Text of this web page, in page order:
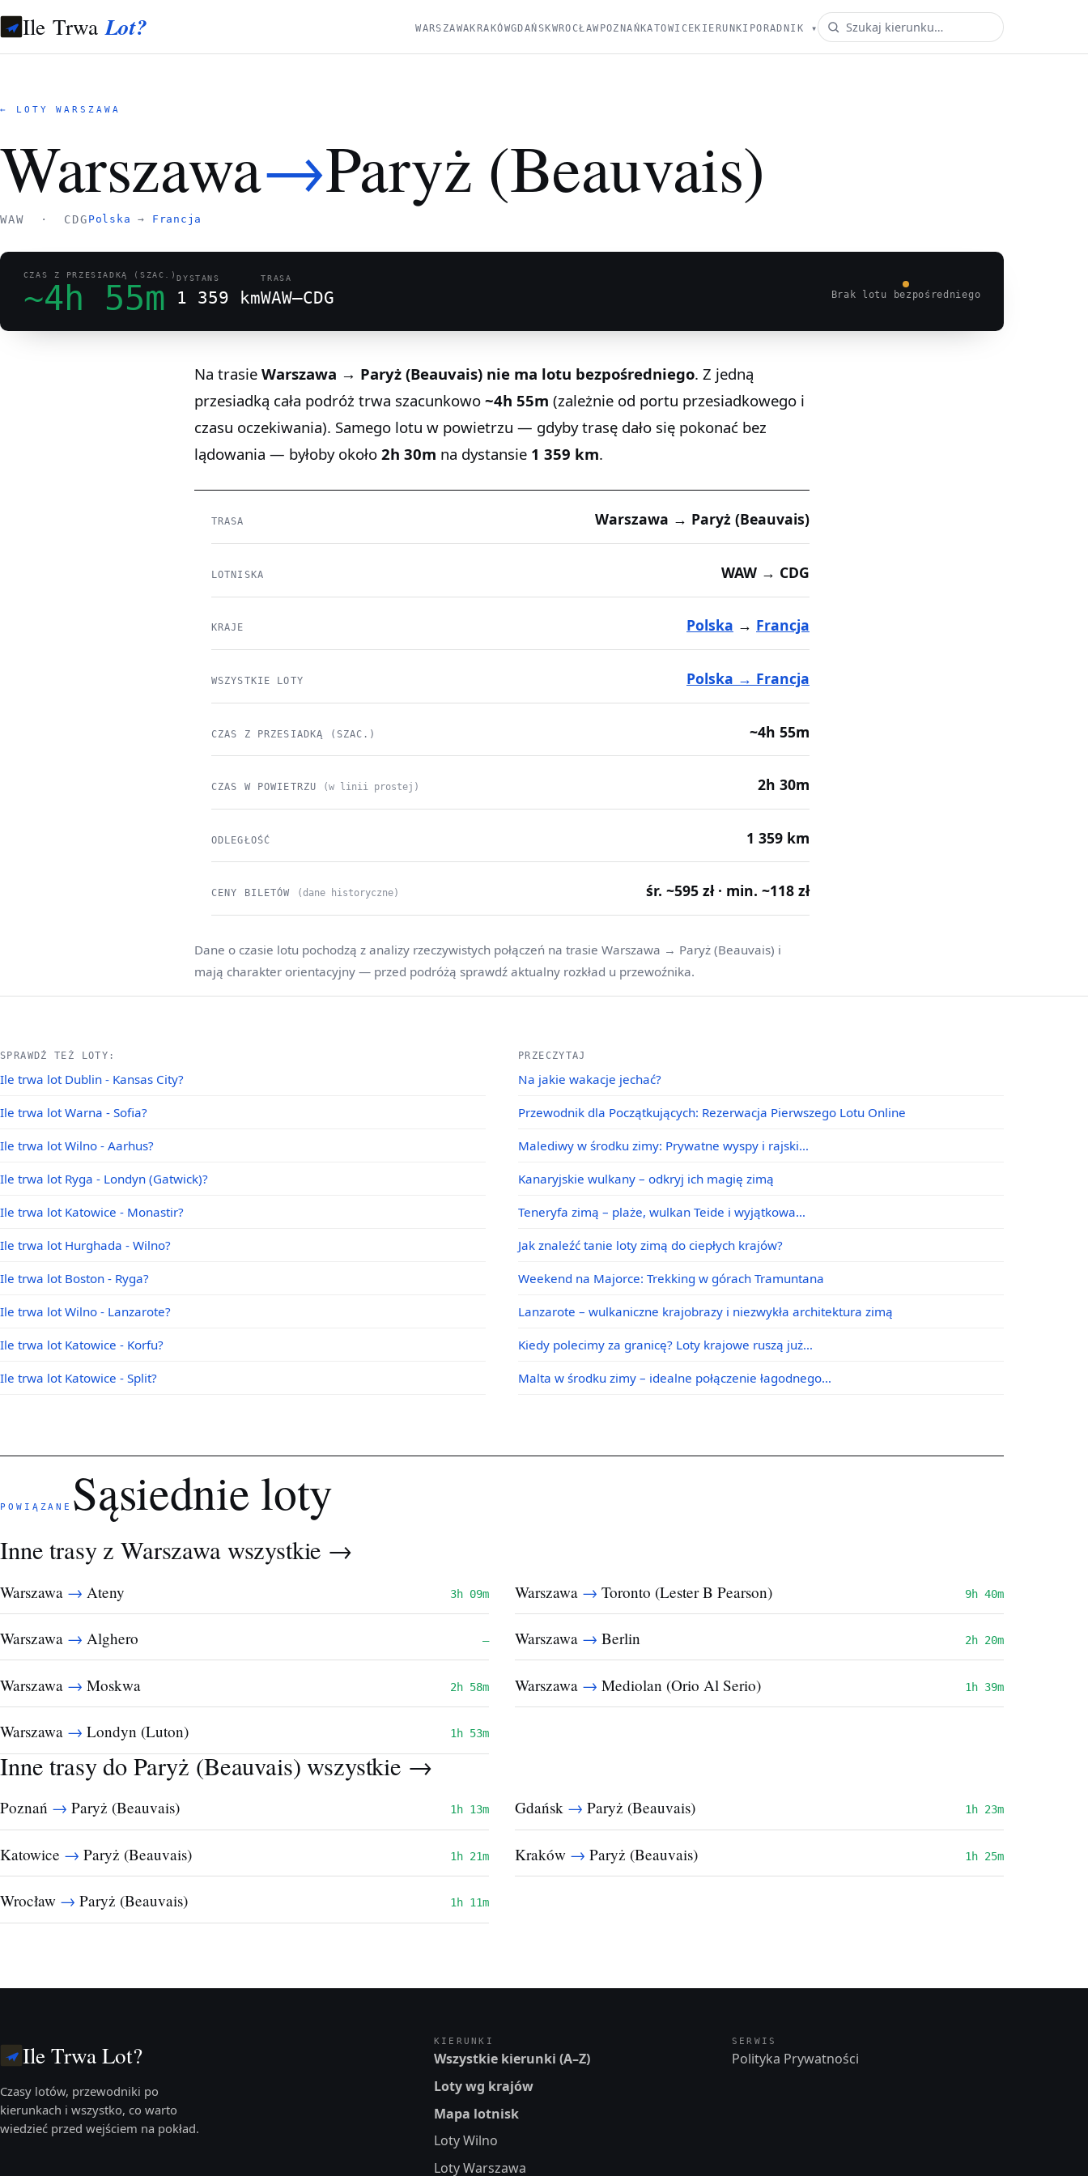
Ile TrwaLot? WARSZAWAKRAKÓWGDAŃSKWROCŁAW POZNAŃKATOWICEKIERUNKI PORADNIK ▾
← LOTY WARSZAWA
Warszawa→Paryż (Beauvais)
WAW · CDG Polska → Francja
CZAS Z PRZESIADKĄ (SZAC.)
~4h 55m
DYSTANS
1 359 km
TRASA
WAW–CDG Brak lotu bezpośredniego
Na trasie Warszawa → Paryż (Beauvais) nie ma lotu bezpośredniego. Z jedną
przesiadką cała podróż trwa szacunkowo ~4h 55m (zależnie od portu przesiadkowego i
czasu oczekiwania). Samego lotu w powietrzu — gdyby trasę dało się pokonać bez
lądowania — byłoby około 2h 30m na dystansie 1 359 km.
TRASA Warszawa → Paryż (Beauvais)
LOTNISKA WAW → CDG
KRAJE Polska → Francja
WSZYSTKIE LOTY Polska → Francja
CZAS Z PRZESIADKĄ (SZAC.) ~4h 55m
CZAS W POWIETRZU (w linii prostej) 2h 30m
ODLEGŁOŚĆ 1 359 km
CENY BILETÓW (dane historyczne) śr. ~595 zł · min. ~118 zł
Dane o czasie lotu pochodzą z analizy rzeczywistych połączeń na trasie Warszawa → Paryż (Beauvais) i
mają charakter orientacyjny — przed podróżą sprawdź aktualny rozkład u przewoźnika.
SPRAWDŹ TEŻ LOTY:
Ile trwa lot Dublin - Kansas City?
Ile trwa lot Warna - Sofia?
Ile trwa lot Wilno - Aarhus?
Ile trwa lot Ryga - Londyn (Gatwick)?
Ile trwa lot Katowice - Monastir?
Ile trwa lot Hurghada - Wilno?
Ile trwa lot Boston - Ryga?
Ile trwa lot Wilno - Lanzarote?
Ile trwa lot Katowice - Korfu?
Ile trwa lot Katowice - Split?
PRZECZYTAJ
Na jakie wakacje jechać?
Przewodnik dla Początkujących: Rezerwacja Pierwszego Lotu Online
Malediwy w środku zimy: Prywatne wyspy i rajski…
Kanaryjskie wulkany – odkryj ich magię zimą
Teneryfa zimą – plaże, wulkan Teide i wyjątkowa…
Jak znaleźć tanie loty zimą do ciepłych krajów?
Weekend na Majorce: Trekking w górach Tramuntana
Lanzarote – wulkaniczne krajobrazy i niezwykła architektura zimą
Kiedy polecimy za granicę? Loty krajowe ruszą już…
Malta w środku zimy – idealne połączenie łagodnego…
POWIĄZANE Sąsiednie loty
Inne trasy z Warszawawszystkie →
Warszawa → Ateny 3h 09m Warszawa → Toronto (Lester B Pearson) 9h 40m
Warszawa → Alghero — Warszawa → Berlin 2h 20m
Warszawa → Moskwa 2h 58m Warszawa → Mediolan (Orio Al Serio) 1h 39m
Warszawa → Londyn (Luton) 1h 53m
Inne trasy do Paryż (Beauvais)wszystkie →
Poznań → Paryż (Beauvais) 1h 13m Gdańsk → Paryż (Beauvais) 1h 23m
Katowice → Paryż (Beauvais) 1h 21m Kraków → Paryż (Beauvais) 1h 25m
Wrocław → Paryż (Beauvais) 1h 11m
Ile Trwa Lot?
Czasy lotów, przewodniki po
kierunkach i wszystko, co warto
wiedzieć przed wejściem na pokład.
KIERUNKI
Wszystkie kierunki (A–Z)
Loty wg krajów
Mapa lotnisk
Loty Wilno
Loty Warszawa
SERWIS
Polityka Prywatności